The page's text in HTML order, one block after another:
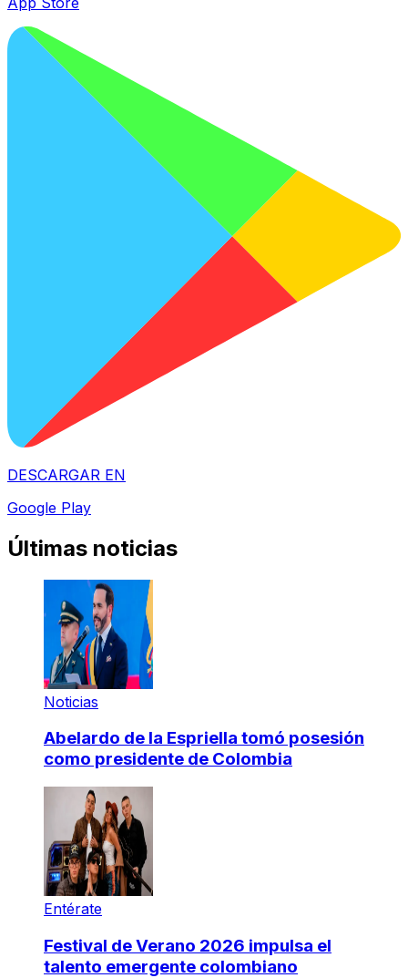
DESCARGAR EN
Google Play
Últimas noticias
Noticias
Abelardo de la Espriella tomó posesión
como presidente de Colombia
Entérate
Festival de Verano 2026 impulsa el
talento emergente colombiano